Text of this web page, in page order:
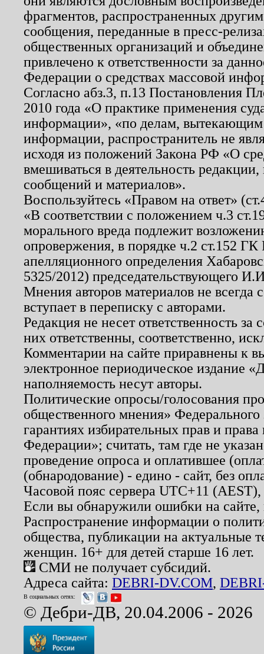
фрагментов, распространенных
сообщения, переданные в пресс-
общественных организаций и
привлечено к ответственности за
Федерации о средствах массовой
Согласно абз.3, п.13 Постановления
2010 года «О практике применения
информации», «по делам, вытекающим
информации, распространитель не
исходя из положений Закона РФ «О
вмешиваться в деятельность
сообщений и материалов».
Воспользуйтесь «Правом на ответ»
«В соответствии с положением ч.3
морального вреда подлежит
опровержения, в порядке ч.2 ст.152
апелляционного определения
5325/2012) председательствующего
Мнения авторов материалов не
вступает в переписку с авторами.
Редакция не несет ответственность
них ответственны, соответственно,
Комментарии на сайте приравнены к
электронное периодическое издание
наполняемость несут авторы.
Политические опросы/голосования
общественного мнения»
гарантиях избирательных прав и
Федерации»; считать, там где не
проведение опроса и оплатившее
(обнародование) - едино - сайт, без
Часовой пояс сервера UTC+11
Если вы обнаружили ошибки на
Распространение информации о
общества, публикации на актуальные
женщин. 16+ для детей старше 16 лет.
СМИ не получает субсидий.
Адреса сайта: DEBRI-DV.COM,
В социальных сетях:
© Дебри-ДВ, 20.04.2006 - 2026